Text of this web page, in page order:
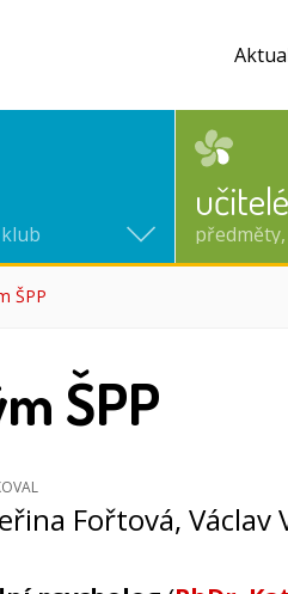
učitelé
ŠPP
ŠPP
Fořtová, Václav